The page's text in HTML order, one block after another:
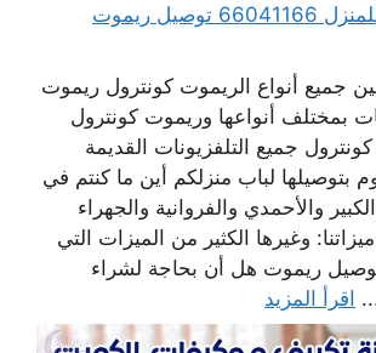
توصيل ريموت للمنزل 66041166 توصيل ريموت
جميع أنواع الريموت كونترول ريموت
بمختلف أنواعها وريموت كونترول
جميع التلفزيونات القديمة
بتوصيلها لباب منزلكم أين ما كنتم في
والأحمدي والفروانية والجهراء
وغيرها الكثير من الميزات التي
توصيل ريموت هل أن بحاجة لشراء
اقرأ المزيد